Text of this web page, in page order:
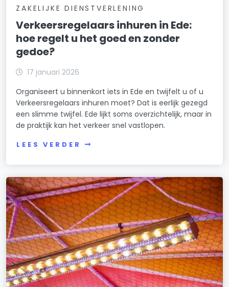
ZAKELIJKE DIENSTVERLENING
Verkeersregelaars inhuren in Ede:
hoe regelt u het goed en zonder
gedoe?
17 januari 2026
Organiseert u binnenkort iets in Ede en twijfelt u of u
Verkeersregelaars inhuren moet? Dat is eerlijk gezegd
een slimme twijfel. Ede lijkt soms overzichtelijk, maar in
de praktijk kan het verkeer snel vastlopen.
LEES VERDER